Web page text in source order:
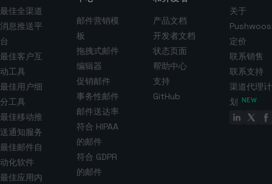
最佳全渠道
消息推送平
台
最佳客户互
动工具
最佳用户细
分工具
最佳移动推
送通知服务
最佳邮件自
动化软件
最佳应用内
邮件营销模
板
拖拽式邮件
编辑器
促销邮件
事务性邮件
邮件送达率
符合 HIPAA
的邮件
符合 GDPR
的邮件
产品文档
开发者文档
状态页面
帮助中心
支持
GitHub
关于
定价
联系销售
联系支持
渠道代理计
划
NEW